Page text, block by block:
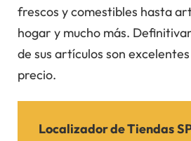
frescos y comestibles hasta
hogar y mucho más.
de sus artículos son
precio.
Localizador de Tiendas